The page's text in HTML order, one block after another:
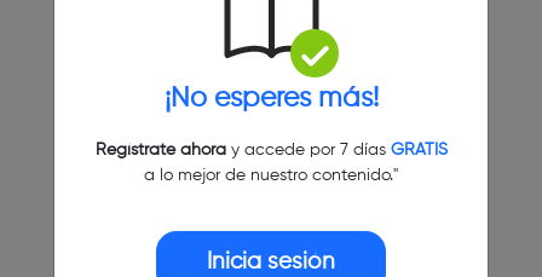
¡No esperes más!
Regístrate ahoray accede por 7 días GRATIS
a lo mejor de nuestro contenido."
Inicia sesión